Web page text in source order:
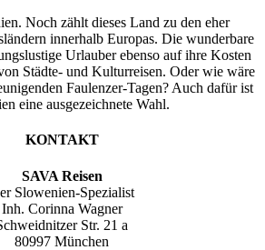
Noch zählt dieses Land zu den eher
innerhalb Europas. Die wunderbare
Urlauber ebenso auf ihre Kosten
Städte- und Kulturreisen. Oder wie wäre
Faulenzer-Tagen? Auch dafür ist
eine ausgezeichnete Wahl.
KONTAKT
SAVA Reisen
Slowenien-Spezialist
Inh. Corinna Wagner
Str. 21 a
80997 München